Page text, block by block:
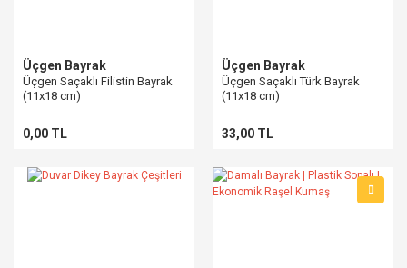
Üçgen Bayrak
Üçgen Saçaklı Filistin Bayrak
(11x18 cm)
0,00 TL
Üçgen Bayrak
Üçgen Saçaklı Türk Bayrak
(11x18 cm)
33,00 TL